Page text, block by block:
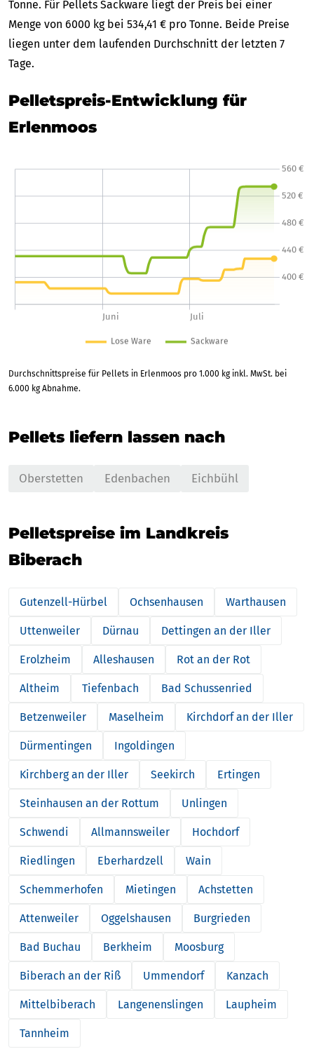
Tonne. Für Pellets Sackware liegt der Preis bei einer
Menge von 6000 kg bei 534,41 € pro Tonne. Beide Preise
liegen unter dem laufenden Durchschnitt der letzten 7
Tage.
Pelletspreis-Entwicklung für
Erlenmoos
Durchschnittspreise für Pellets in Erlenmoos pro 1.000 kg inkl. MwSt. bei
6.000 kg Abnahme.
Pellets liefern lassen nach
Oberstetten Edenbachen Eichbühl
Pelletspreise im Landkreis
Biberach
Gutenzell-Hürbel Ochsenhausen Warthausen
Uttenweiler Dürnau Dettingen an der Iller
Erolzheim Alleshausen Rot an der Rot
Altheim Tiefenbach Bad Schussenried
Betzenweiler Maselheim Kirchdorf an der Iller
Dürmentingen Ingoldingen
Kirchberg an der Iller Seekirch Ertingen
Steinhausen an der Rottum Unlingen
Schwendi Allmannsweiler Hochdorf
Riedlingen Eberhardzell Wain
Schemmerhofen Mietingen Achstetten
Attenweiler Oggelshausen Burgrieden
Bad Buchau Berkheim Moosburg
Biberach an der Riß Ummendorf Kanzach
Mittelbiberach Langenenslingen Laupheim
Tannheim